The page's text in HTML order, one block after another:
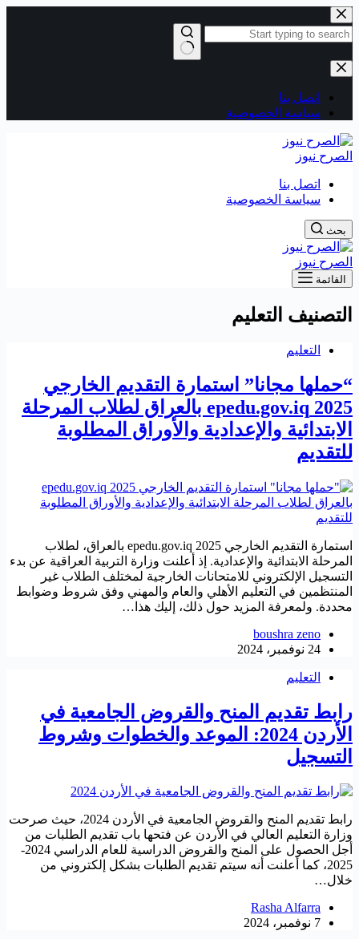
التجاوز
إلى
المحتوى
نتائج
اتصل بنا
سياسة الخصوصية
الصرح نيوز
اتصل بنا
سياسة الخصوصية
بحث
الصرح نيوز
القائمة
التصنيف التعليم
التعليم
“حملها مجانا” استمارة التقديم الخارجي
2025 epedu.gov.iq بالعراق لطلاب المرحلة
الابتدائية والإعدادية والأوراق المطلوبة
للتقديم
استمارة التقديم الخارجي 2025 epedu.gov.iq بالعراق، لطلاب
المرحلة الابتدائية والإعدادية. إذ أعلنت وزارة التربية العراقية عن بدء
التسجيل الإلكتروني للامتحانات الخارجية لمختلف الطلاب غير
المنتظمين في التعليم الأهلي والعام والمهني وفق شروط وضوابط
محددة. ولمعرفة المزيد حول ذلك، إليك هذا…
boushra zeno
24 نوفمبر، 2024
التعليم
رابط تقديم المنح والقروض الجامعية في
الأردن 2024: الموعد والخطوات وشروط
التسجيل
رابط تقديم المنح والقروض الجامعية في الأردن 2024، حيث صرحت
وزارة التعليم العالي في الأردن عن فتحها باب تقديم الطلبات من
أجل الحصول على المنح والقروض الدراسية للعام الدراسي 2024-
2025، كما أعلنت أنه سيتم تقديم الطلبات بشكل إلكتروني من
خلال…
Rasha Alfarra
7 نوفمبر، 2024